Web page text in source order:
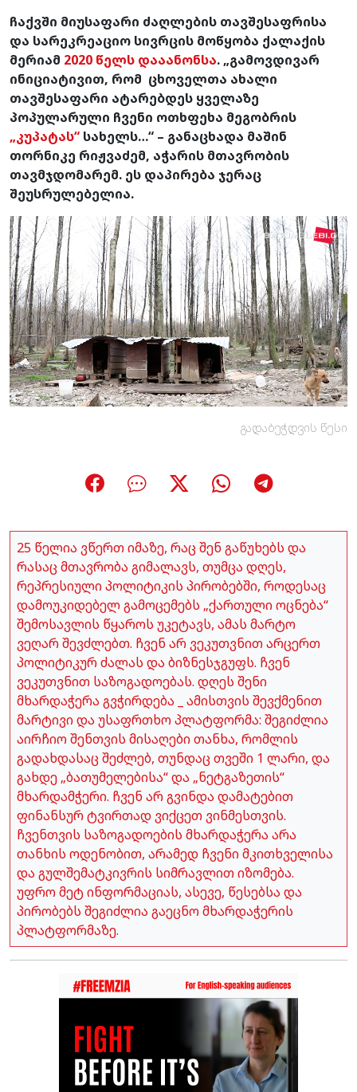
ჩაქვში მიუსაფარი ძაღლების თავშესაფრისა
და სარეკრეაციო სივრცის მოწყობა ქალაქის
მერიამ 2020 წელს დააანონსა. „გამოვდივარ
ინიციატივით, რომ ცხოველთა ახალი
თავშესაფარი ატარებდეს ყველაზე
პოპულარული ჩვენი ოთხფეხა მეგობრის
„კუპატას“ სახელს…“ – განაცხადა მაშინ
თორნიკე რიჟვაძემ, აჭარის მთავრობის
თავმჯდომარემ. ეს დაპირება ჯერაც
შეუსრულებელია.
გადაბეჭდვის წესი
25 წელია ვწერთ იმაზე, რაც შენ გაწუხებს და
რასაც მთავრობა გიმალავს, თუმცა დღეს,
რეპრესიული პოლიტიკის პირობებში, როდესაც
დამოუკიდებელ გამოცემებს „ქართული ოცნება“
შემოსავლის წყაროს უკეტავს, ამას მარტო
ვეღარ შევძლებთ. ჩვენ არ ვეკუთვნით არცერთ
პოლიტიკურ ძალას და ბიზნესჯგუფს. ჩვენ
ვეკუთვნით საზოგადოებას. დღეს შენი
მხარდაჭერა გვჭირდება _ ამისთვის შევქმენით
მარტივი და უსაფრთხო პლატფორმა: შეგიძლია
აირჩიო შენთვის მისაღები თანხა, რომლის
გადახდასაც შეძლებ, თუნდაც თვეში 1 ლარი, და
გახდე „ბათუმელებისა“ და „ნეტგაზეთის“
მხარდამჭერი. ჩვენ არ გვინდა დამატებით
ფინანსურ ტვირთად ვიქცეთ ვინმესთვის.
ჩვენთვის საზოგადოების მხარდაჭერა არა
თანხის ოდენობით, არამედ ჩვენი მკითხველისა
და გულშემატკივრის სიმრავლით იზომება.
უფრო მეტ ინფორმაციას, ასევე, წესებსა და
პირობებს შეგიძლია გაეცნო მხარდაჭერის
პლატფორმაზე.